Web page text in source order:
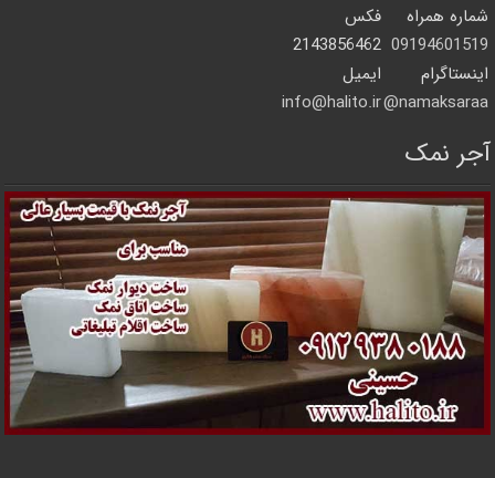
شماره همراه
فکس
09194601519
2143856462
اینستاگرام
ایمیل
namaksaraa@
info@halito.ir
آجر نمک